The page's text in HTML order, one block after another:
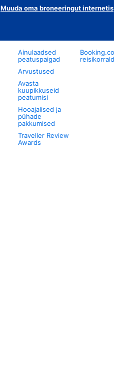
Muuda oma broneeringut internetis
Ainulaadsed
peatuspaigad
Arvustused
Avasta
kuupikkuseid
peatumisi
Hooajalised ja
pühade
pakkumised
Traveller Review
Awards